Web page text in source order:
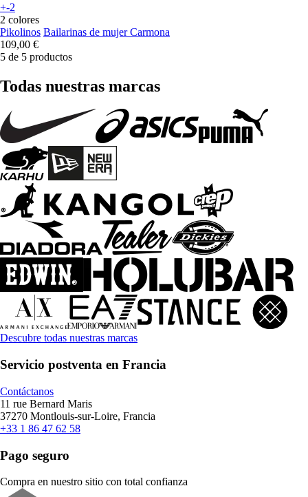
+-2
2 colores
Pikolinos Bailarinas de mujer Carmona
109,00 €
5 de 5 productos
Todas nuestras marcas
Descubre todas nuestras marcas
Servicio postventa en Francia
Contáctanos
11 rue Bernard Maris
37270 Montlouis-sur-Loire, Francia
+33 1 86 47 62 58
Pago seguro
Compra en nuestro sitio con total confianza